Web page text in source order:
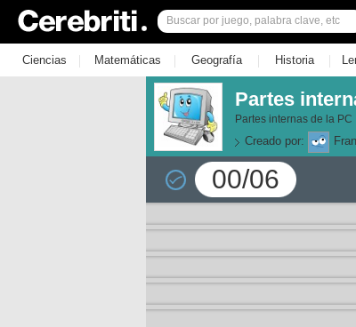
Ciencias | Matemáticas | Geografía | Historia |
Partes
Partes internas de la PC
Creado por:
00/06